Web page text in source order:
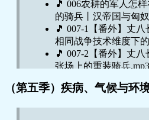
不绝的旅行家.mp3
🎵 25. 郑和下西洋与
航海时代.mp3
📄 26-28.pdf
🎵 26. 带上水手秘籍
的普通人.mp3
吗？.mp3
📄 3.3 蒲寿庚家族与
🎵 3.4 郑和下西洋，
响？.mp3
📄 3.4 郑和下西洋，对
响？.pdf
📄 3.5 香料贸易与威尼
📄 3.6 香料贸易与葡
🎵 006农耕的军人怎
的骑兵丨汉帝国与匈
🎵 007-1【番外】丈八
相同战争技术维度下
🎵 007-2【番外】丈八
张场上的重装骑兵.mp3
📄 007北匈奴西迁是
（第五季）疾病、气候与环